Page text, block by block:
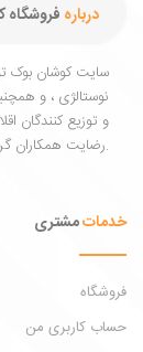
فروشگاه کوشان
کوشان بوک تولید
، و همچنین
کنندگان اقلام
مشتری
کاربری من